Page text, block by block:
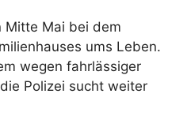
Mitte Mai bei dem
ums Leben.
wegen fahrlässiger
Polizei sucht weiter